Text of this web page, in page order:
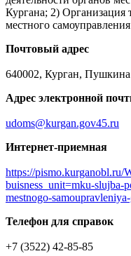
Кургана; 2) Организация
местного
Почтовый адрес
640002, Курган,
Адрес электронной
udoms@kurgan.gov45.ru
Интернет-приемная
https://pismo.kurganobl.ru/
buisness_unit=mku-slujba-
mestnogo-
Телефон для справок
+7 (3522) 42-85-85